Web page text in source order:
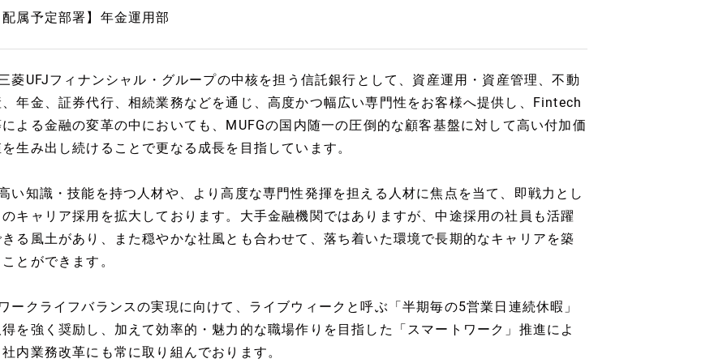
属予定部署】年金運用部
菱UFJフィナンシャル・グループの中核を担う信託銀行として、資産運用・資産管理、不動
、年金、証券代行、相続業務などを通じ、高度かつ幅広い専門性をお客様へ提供し、Fintech
よる金融の変革の中においても、MUFGの国内随一の圧倒的な顧客基盤に対して高い付加価
生み出し続けることで更なる成長を目指しています。
い知識・技能を持つ人材や、より高度な専門性発揮を担える人材に焦点を当て、即戦力とし
キャリア採用を拡大しております。大手金融機関ではありますが、中途採用の社員も活躍
る風土があり、また穏やかな社風とも合わせて、落ち着いた環境で長期的なキャリアを築
とができます。
ークライフバランスの実現に向けて、ライブウィークと呼ぶ「半期毎の5営業日連続休暇」
を強く奨励し、加えて効率的・魅力的な職場作りを目指した「スマートワーク」推進によ
内業務改革にも常に取り組んでおります。